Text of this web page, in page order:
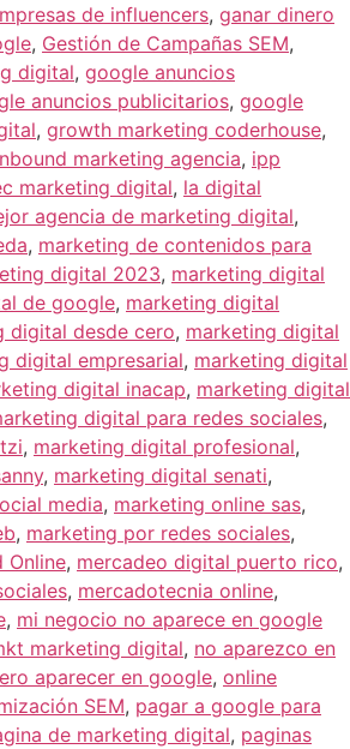
de influencers, ganar dinero
, Gestión de Campañas SEM,
digital, google anuncios
anuncios publicitarios, google
, growth marketing coderhouse,
marketing agencia, ipp
marketing digital, la digital
agencia de marketing digital,
, marketing de contenidos para
digital 2023, marketing digital
de google, marketing digital
digital desde cero, marketing digital
digital empresarial, marketing digital
digital inacap, marketing digital
digital para redes sociales,
, marketing digital profesional,
, marketing digital senati,
media, marketing online sas,
, marketing por redes sociales,
Online, mercadeo digital puerto rico,
, mercadotecnia online,
, mi negocio no aparece en google
marketing digital, no aparezco en
aparecer en google, online
SEM, pagar a google para
de marketing digital, paginas